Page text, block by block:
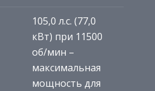
105,0 л.с. (77,0
кВт) при 11500
об/мин –
максимальная
мощность для